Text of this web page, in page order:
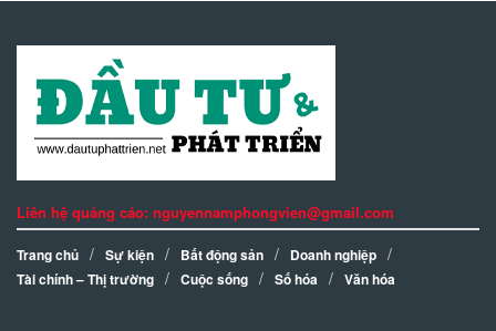
Liên hệ quảng cáo: nguyennamphongvien@gmail.com
Trang chủ Sự kiện Bất động sản
Doanh nghiệp
Tài chính – Thị trường
Cuộc sống Số hóa Văn hóa